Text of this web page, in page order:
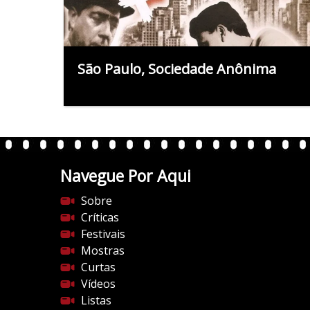
São Paulo, Sociedade Anônima
Navegue Por Aqui
Sobre
Críticas
Festivais
Mostras
Curtas
Vídeos
Listas